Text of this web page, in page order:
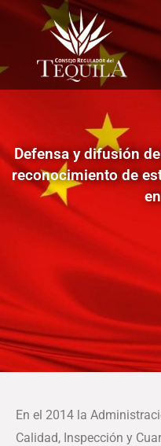
Defensa y difusión
reconocimiento de
En el 2014 la
Calidad, Inspección y